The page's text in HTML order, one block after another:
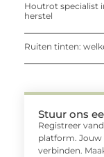
Houtrot specialist
herstel
Ruiten tinten:
Stuur ons
Registreer
platform. Jouw
verbinden.